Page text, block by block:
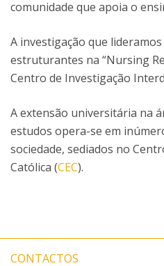
comunidade que apoia o
A investigação que
estruturantes na “Nursing
Centro de Investigação
A extensão universitária na
estudos opera-se em
sociedade, sediados no
Católica (CEC).
CONTACTOS